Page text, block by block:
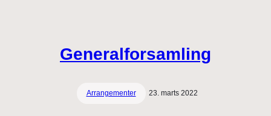
Generalforsamling
Arrangementer 23. marts 2022